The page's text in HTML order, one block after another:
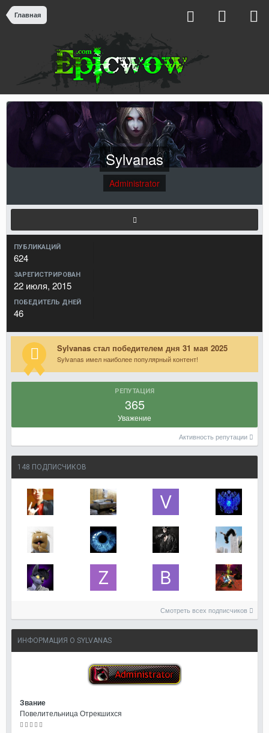
Главная
Sylvanas
Administrator
ПУБЛИКАЦИЙ
624
ЗАРЕГИСТРИРОВАН
22 июля, 2015
ПОБЕДИТЕЛЬ ДНЕЙ
46
Sylvanas стал победителем дня 31 мая 2025
Sylvanas имел наиболее популярный контент!
РЕПУТАЦИЯ
365
Уважение
Активность репутации
148 ПОДПИСЧИКОВ
Смотреть всех подписчиков
ИНФОРМАЦИЯ О SYLVANAS
Звание
Повелительница Отрекшихся